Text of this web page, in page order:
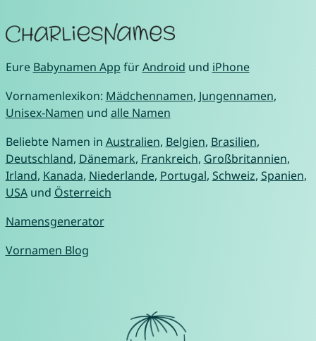
Eure Babynamen App fürAndroid und iPhone
Vornamenlexikon: Mädchennamen, Jungennamen,
Unisex-Namen und alle Namen
Beliebte Namen in Australien, Belgien, Brasilien,
Deutschland, Dänemark, Frankreich, Großbritannien,
Irland, Kanada, Niederlande, Portugal, Schweiz, Spanien,
USAund Österreich
Namensgenerator
Vornamen Blog